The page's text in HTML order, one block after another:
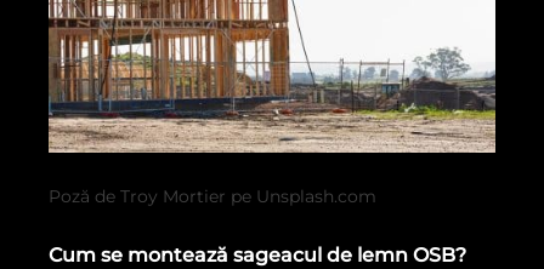
Poză de Troy Mortier pe Unsplash.com
Cum se montează sageacul de lemn OSB?